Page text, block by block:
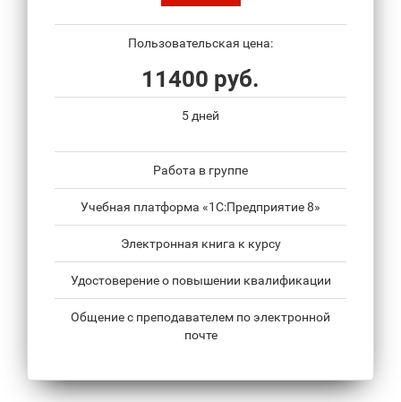
Пользовательская цена:
11400 руб.
5 дней
Работа в группе
Учебная платформа «1С:Предприятие 8»
Электронная книга к курсу
Удостоверение о повышении квалификации
Общение с преподавателем по электронной
почте